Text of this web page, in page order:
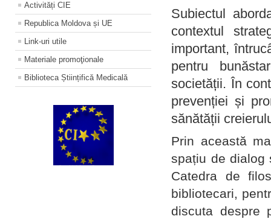
Activități CIE
Republica Moldova și UE
Link-uri utile
Materiale promoţionale
Biblioteca Științifică Medicală
Subiectul
contextul
important,
pentru
societății. În
prevenției și
sănătății
Prin această
spațiu de dialog
Catedra de
bibliotecari,
discuta despre